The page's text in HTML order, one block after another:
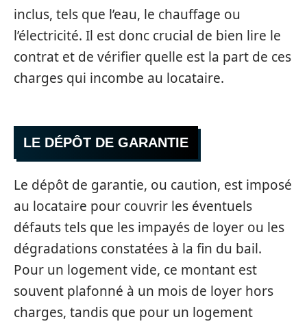
inclus, tels que l’eau, le chauffage ou
l’électricité. Il est donc crucial de bien lire le
contrat et de vérifier quelle est la part de ces
charges qui incombe au locataire.
LE DÉPÔT DE GARANTIE
Le dépôt de garantie, ou caution, est imposé
au locataire pour couvrir les éventuels
défauts tels que les impayés de loyer ou les
dégradations constatées à la fin du bail.
Pour un logement vide, ce montant est
souvent plafonné à un mois de loyer hors
charges, tandis que pour un logement